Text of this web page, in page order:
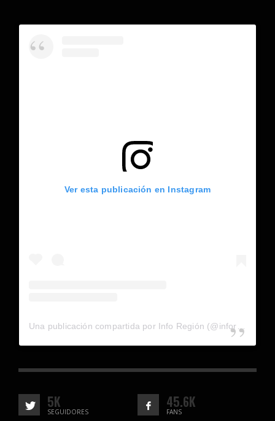
Ver esta publicación en Instagram
Una publicación compartida por Info Región (@inforegion_redes)
5K
SEGUIDORES
45.6K
FANS